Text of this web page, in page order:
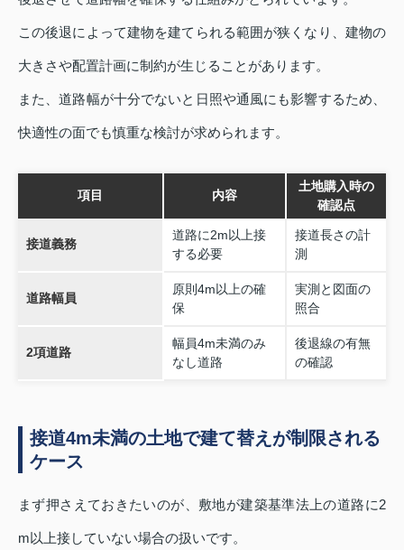
この後退によって建物を建てられる範囲が狭くなり、建物の
大きさや配置計画に制約が生じることがあります。
また、道路幅が十分でないと日照や通風にも影響するため、
快適性の面でも慎重な検討が求められます。
項目 内容
土地購入時の
確認点
接道義務
道路に2m以上接
する必要
接道長さの計
測
道路幅員
原則4m以上の確
保
実測と図面の
照合
2項道路
幅員4m未満のみ
なし道路
後退線の有無
の確認
接道4m未満の土地で建て替えが制限される
ケース
まず押さえておきたいのが、敷地が建築基準法上の道路に2
m以上接していない場合の扱いです。